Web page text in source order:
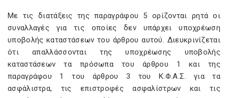
Με τις διατάξεις της παραγράφου 5 ορίζονται ρητά οι
συναλλαγές για τις οποίες δεν υπάρχει υποχρέωση
υποβολής καταστάσεων του άρθρου αυτού. Διευκρινίζεται
ότι απαλλάσσονται της υποχρέωσης υποβολής
καταστάσεων τα πρόσωπα του άρθρου 1 και της
παραγράφου 1 του άρθρου 3 του Κ.Φ.Α.Σ. για τα
ασφάλιστρα, τις επιστροφές ασφαλίστρων και τις